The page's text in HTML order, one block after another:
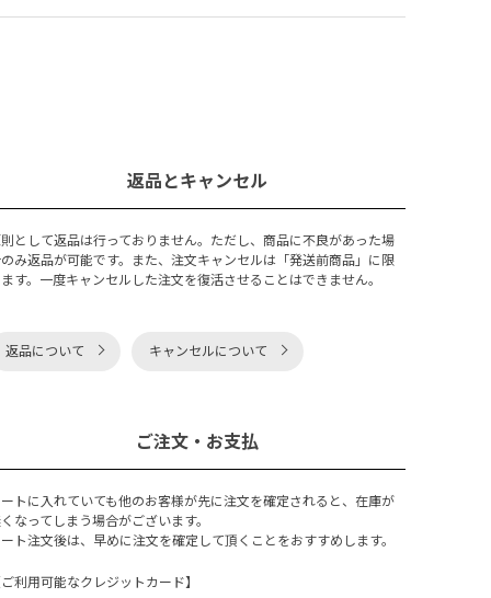
返品とキャンセル
として返品は行っておりません。ただし、商品に不良があった場
み返品が可能です。また、注文キャンセルは「発送前商品」に限
す。一度キャンセルした注文を復活させることはできません。
返品について キャンセルについて
ご注文・お支払
トに入れていても他のお客様が先に注文を確定されると、在庫が
なってしまう場合がございます。
ト注文後は、早めに注文を確定して頂くことをおすすめします。
利用可能なクレジットカード】